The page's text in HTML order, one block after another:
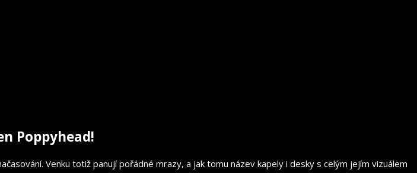
Poppyhead!
Venku totiž panují pořádné mrazy, a jak tomu název kapely i desky s celým jejím vizuálem